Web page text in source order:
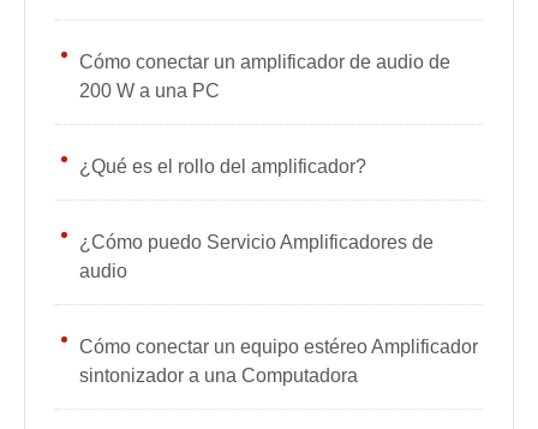
Cómo conectar un amplificador de audio de
200 W a una PC
¿Qué es el rollo del amplificador?
¿Cómo puedo Servicio Amplificadores de
audio
Cómo conectar un equipo estéreo Amplificador
sintonizador a una Computadora